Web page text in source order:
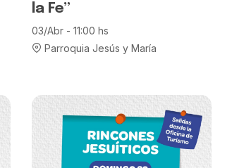
la Fe”
03/Abr - 11:00 hs
Parroquia Jesús y María